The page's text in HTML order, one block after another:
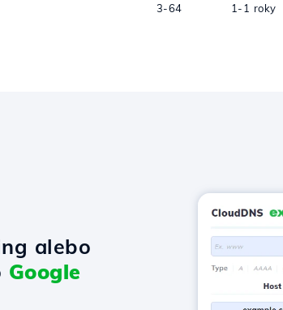
3-64 1-1 roky
alebo
Google